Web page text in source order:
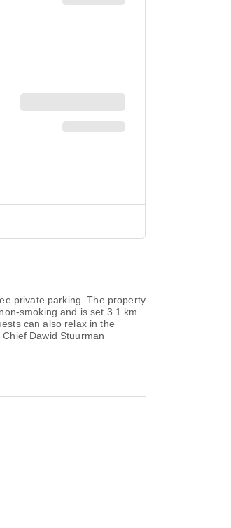
private parking. The property
smoking and is set 3.1 km
can also relax in the
Dawid Stuurman